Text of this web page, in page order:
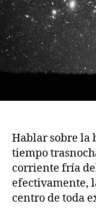
Hablar sobre la
tiempo
corriente fría
efectivamente,
centro de toda